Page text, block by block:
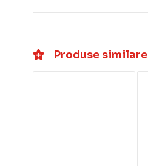
Produse similare